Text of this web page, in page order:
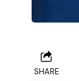
SHARE